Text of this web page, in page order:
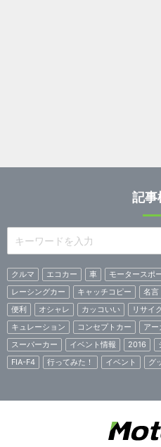
記事
クルマ エコカー 車 モータースポ
レーシングカー
キャッチコピー 名言
便利
オシャレ カッコいい リサイ
キュレーション
コンセプトカー アー
スーパーカー
イベント情報 2016
FIA-F4
行ってみた！ イベント グ